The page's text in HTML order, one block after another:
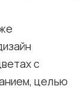
с
целью